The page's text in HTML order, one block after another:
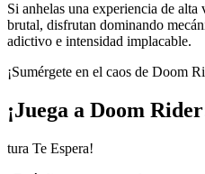
Si anhelas una experiencia de
brutal, disfrutan dominando
adictivo e intensidad implacable.
¡Sumérgete en el caos de Doom
¡Juega a Doom
tura Te Espera!